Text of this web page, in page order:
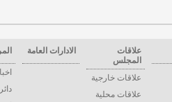
علاقات
المجلس
علاقات خارجية
علاقات محلية
الادارات العامة